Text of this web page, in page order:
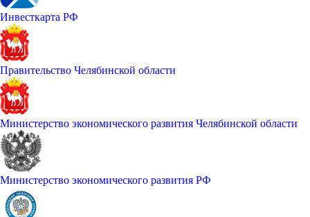
Инвесткарта РФ
Правительство Челябинской области
Министерство экономического развития Челябинской области
Министерство экономического развития РФ